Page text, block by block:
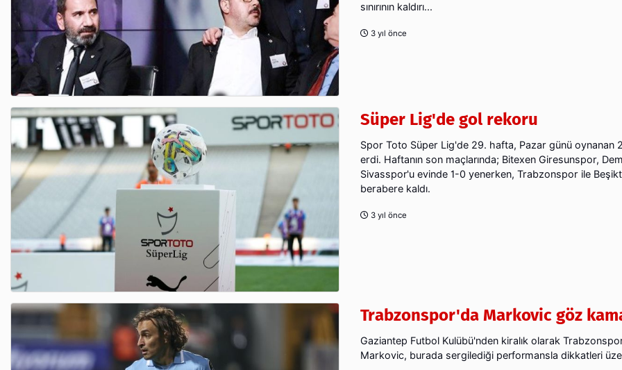
sınırının kaldırı...
3 yıl önce
Süper Lig'de gol rekoru
Spor Toto Süper Lig'de 29. hafta, Pazar günü oynanan
erdi. Haftanın son maçlarında; Bitexen Giresunspor,
Sivasspor'u evinde 1-0 yenerken, Trabzonspor ile
berabere kaldı.
3 yıl önce
Trabzonspor'da Markovic göz
Gaziantep Futbol Kulübü'nden kiralık olarak
Markovic, burada sergilediği performansla dikkatleri